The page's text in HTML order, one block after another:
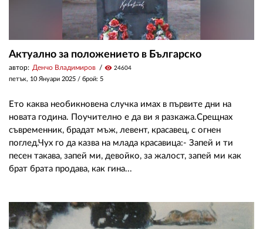
Актуално за положението в Българско
автор: Денчо Владимиров visibility 24604
петък, 10 Януари 2025 / брой: 5
Ето каква необикновена случка имах в първите дни на
новата година. Поучително е да ви я разкажа.Срещнах
съвременник, брадат мъж, левент, красавец, с огнен
поглед.Чух го да казва на млада красавица:- Запей и ти
песен такава, запей ми, девойко, за жалост, запей ми как
брат брата продава, как гина...